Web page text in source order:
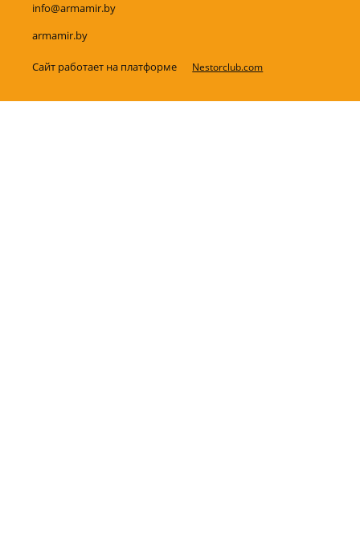
info@armamir.by
armamir.by
Сайт работает на платформе Nestorclub.com